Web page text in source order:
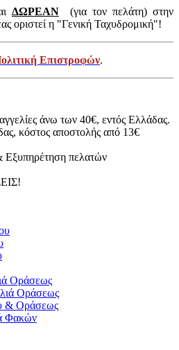
ΔΩΡΕΑΝ (για τον πελάτη) στην
οριστεί η "Γενική Ταχυδρομική"!
Επιστροφών.
άνω των 40€, εντός Ελλάδας.
κόστος αποστολής από 13€
Εξυπηρέτηση πελατών
Οράσεως
Οράσεως
& Οράσεως
Φακών